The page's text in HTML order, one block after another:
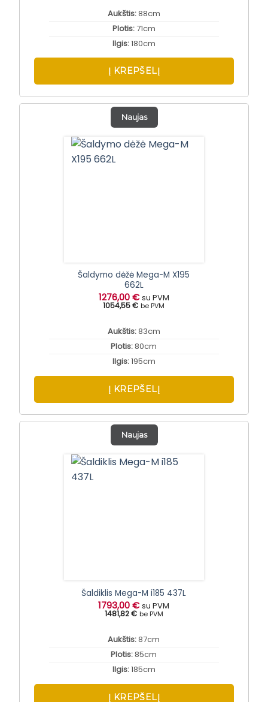
Aukštis:88cm
Plotis:71cm
Ilgis:180cm
Į KREPŠELĮ
Naujas
Šaldymo dėžė Mega-M X195
662L
1276,00€ su PVM
1054,55 € be PVM
Aukštis:83cm
Plotis:80cm
Ilgis:195cm
Į KREPŠELĮ
Naujas
Šaldiklis Mega-M i185 437L
1793,00€ su PVM
1481,82 € be PVM
Aukštis:87cm
Plotis:85cm
Ilgis:185cm
Į KREPŠELĮ